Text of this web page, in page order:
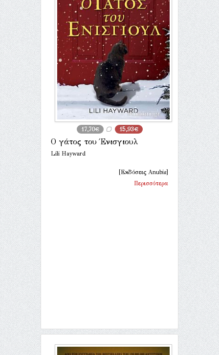
17,70€ 15,93€
Ο γάτος του Ένισγιουλ
Lili Hayward
[Εκδόσεις Anubis]
Περισσότερα